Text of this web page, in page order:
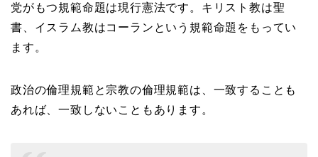
党がもつ規範命題は現行憲法です。キリスト教は聖
書、イスラム教はコーランという規範命題をもってい
ます。
政治の倫理規範と宗教の倫理規範は、一致することも
あれば、一致しないこともあります。